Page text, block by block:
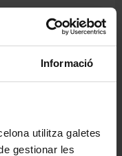
Informació
utilitza galetes
gestionar les